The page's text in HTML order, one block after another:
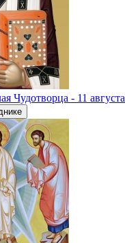
Чудотворца - 11 августа